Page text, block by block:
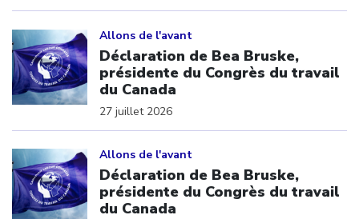
Allons de l'avant
Déclaration de Bea Bruske,
présidente du Congrès du travail
du Canada
27 juillet 2026
Allons de l'avant
Déclaration de Bea Bruske,
présidente du Congrès du travail
du Canada